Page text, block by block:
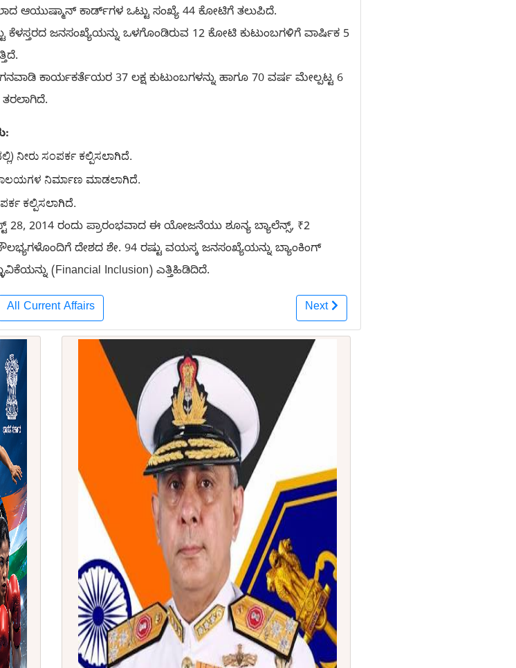
ಆಯುಷ್ಮಾನ್ ಕಾರ್ಡ್‌ಗಳ ಒಟ್ಟು ಸಂಖ್ಯೆ 44 ಕೋಟಿಗೆ ತಲುಪಿದೆ.
ಜನಸಂಖ್ಯೆಯನ್ನು ಒಳಗೊಂಡಿರುವ 12 ಕೋಟಿ ಕುಟುಂಬಗಳಿಗೆ ವಾರ್ಷಿಕ 5
ಕಾರ್ಯಕರ್ತೆಯರ 37 ಲಕ್ಷ ಕುಟುಂಬಗಳನ್ನು ಹಾಗೂ 70 ವರ್ಷ ಮೇಲ್ಪಟ್ಟ 6
ನೀರು ಸಂಪರ್ಕ ಕಲ್ಪಿಸಲಾಗಿದೆ.
ನಿರ್ಮಾಣ ಮಾಡಲಾಗಿದೆ.
ಕಲ್ಪಿಸಲಾಗಿದೆ.
28, 2014 ರಂದು ಪ್ರಾರಂಭವಾದ ಈ ಯೋಜನೆಯು ಶೂನ್ಯ ಬ್ಯಾಲೆನ್ಸ್, ₹2
ದೇಶದ ಶೇ. 94 ರಷ್ಟು ವಯಸ್ಕ ಜನಸಂಖ್ಯೆಯನ್ನು ಬ್ಯಾಂಕಿಂಗ್
(Financial Inclusion) ಎತ್ತಿಹಿಡಿದಿದೆ.
All Current Affairs Next